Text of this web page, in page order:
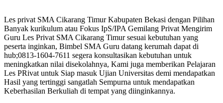
Les privat SMA Cikarang Timur Kabupaten Bekasi dengan Pilihan
Banyak kurikulum atau Fokus IpS/IPA Gemilang Privat Mengirim
Guru Les Privat SMA Cikarang Timur sesuai kebutuhan yang
peserta inginkan, Bimbel SMA Guru datang kerumah dapat di
hub;0813-1604-7611 segera konsultasikan kebutuhan untuk
meningkatkan nilai disekolahnya, Kami juga memberikan Pelajaran
Les PRivat untuk Siap masuk Ujian Universitas demi mendapatkan
Hasil yang tertinggi sangatlah Sempurna untuk mendapatkan
Keberhasilan Berkuliah di tempat yang diinginkannya.